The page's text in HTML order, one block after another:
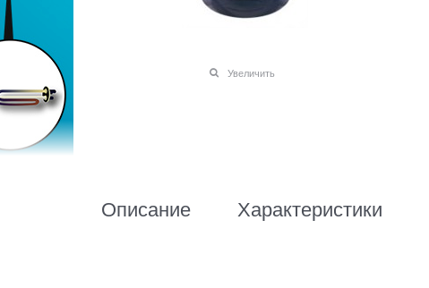
Увеличить
Описание Характеристики